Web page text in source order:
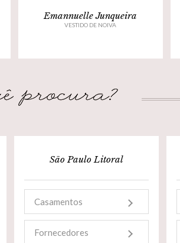
Emannuelle Junqueira
VESTIDO DE NOIVA
São Paulo Litoral
Casamentos
Fornecedores